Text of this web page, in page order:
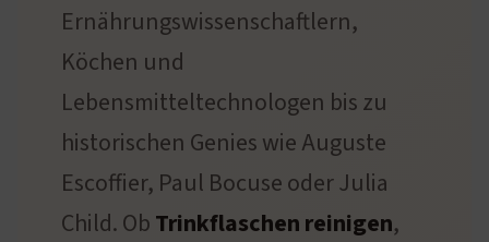
Ernährungswissenschaftlern,
Köchen und
Lebensmitteltechnologen bis zu
historischen Genies wie Auguste
Escoffier, Paul Bocuse oder Julia
Child. ObTrinkflaschen reinigen,